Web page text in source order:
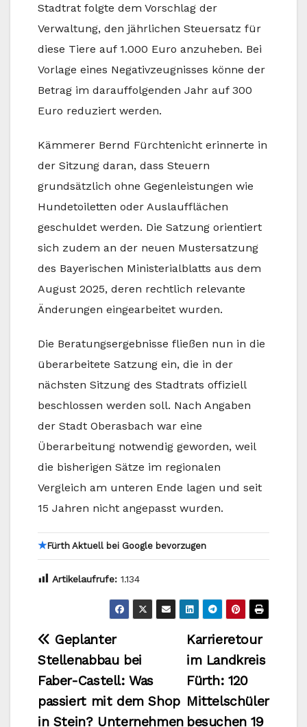
Stadtrat folgte dem Vorschlag der
Verwaltung, den jährlichen Steuersatz für
diese Tiere auf 1.000 Euro anzuheben. Bei
Vorlage eines Negativzeugnisses könne der
Betrag im darauffolgenden Jahr auf 300
Euro reduziert werden.
Kämmerer Bernd Fürchtenicht erinnerte in
der Sitzung daran, dass Steuern
grundsätzlich ohne Gegenleistungen wie
Hundetoiletten oder Auslaufflächen
geschuldet werden. Die Satzung orientiert
sich zudem an der neuen Mustersatzung
des Bayerischen Ministerialblatts aus dem
August 2025, deren rechtlich relevante
Änderungen eingearbeitet wurden.
Die Beratungsergebnisse fließen nun in die
überarbeitete Satzung ein, die in der
nächsten Sitzung des Stadtrats offiziell
beschlossen werden soll. Nach Angaben
der Stadt Oberasbach war eine
Überarbeitung notwendig geworden, weil
die bisherigen Sätze im regionalen
Vergleich am unteren Ende lagen und seit
15 Jahren nicht angepasst wurden.
★Fürth Aktuell bei Google bevorzugen
Artikelaufrufe: 1.134
Beitragsnavigation
Karrieretour
im Landkreis
Fürth: 120
Mittelschüler
besuchen 19
Geplanter
Stellenabbau bei
Faber-Castell: Was
passiert mit dem Shop
in Stein? Unternehmen